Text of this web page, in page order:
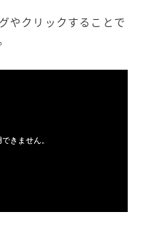
やクリックすることで